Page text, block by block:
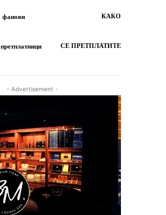
фанови КАКО
претплатници СЕ ПРЕТПЛАТИТЕ
- Advertisement -